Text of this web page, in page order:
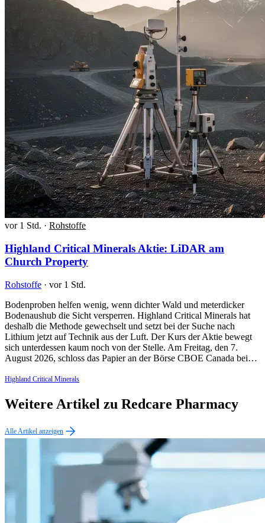
vor 1 Std. · Rohstoffe
Highland Critical Minerals Aktie: LiDAR am
Church Property
Rohstoffe · vor 1 Std.
Bodenproben helfen wenig, wenn dichter Wald und meterdicker
Bodenaushub die Sicht versperren. Highland Critical Minerals hat
deshalb die Methode gewechselt und setzt bei der Suche nach
Lithium jetzt auf Technik aus der Luft. Der Kurs der Aktie bewegt
sich unterdessen kaum noch von der Stelle. Am Freitag, den 7.
August 2026, schloss das Papier an der Börse CBOE Canada bei…
Highland Critical Minerals
Weitere Artikel zu Redcare Pharmacy
Alle Artikel anzeigen